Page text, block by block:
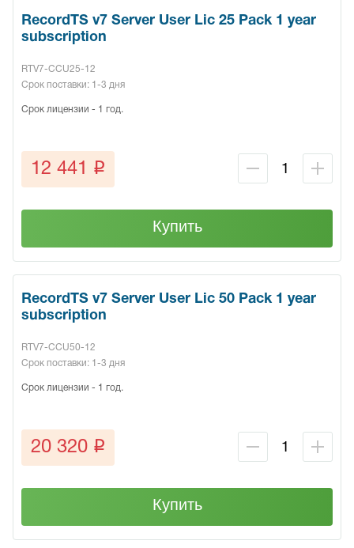
RecordTS v7 Server User Lic 25 Pack 1 year
subscription
RTV7-CCU25-12
Срок поставки: 1-3 дня
Срок лицензии - 1 год.
12 441 q
Купить
RecordTS v7 Server User Lic 50 Pack 1 year
subscription
RTV7-CCU50-12
Срок поставки: 1-3 дня
Срок лицензии - 1 год.
20 320 q
Купить